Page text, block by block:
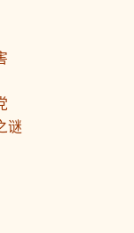
谜